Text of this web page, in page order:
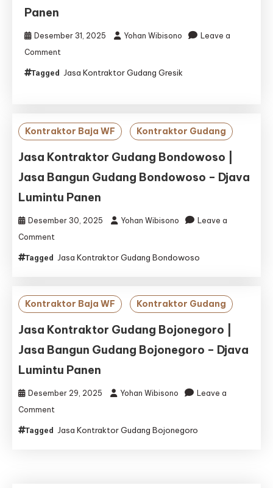
Panen
Desember 31, 2025 Yohan Wibisono
Leave a
Comment
Kontraktor
Jasa
Bangun
Gudang
–
Lumintu
Panen
Tagged Jasa Kontraktor Gudang Gresik
Kontraktor Baja WF Kontraktor Gudang
Jasa Kontraktor Gudang Bondowoso |
Jasa Bangun Gudang Bondowoso – Djava
Lumintu Panen
Desember 30, 2025 Yohan Wibisono
Leave a
Comment
Kontraktor
|
Jasa
Gudang
Bondowoso
Djava
Tagged Jasa Kontraktor Gudang Bondowoso
Kontraktor Baja WF Kontraktor Gudang
Jasa Kontraktor Gudang Bojonegoro |
Jasa Bangun Gudang Bojonegoro – Djava
Lumintu Panen
Desember 29, 2025 Yohan Wibisono
Leave a
Comment
Kontraktor
Tagged Jasa Kontraktor Gudang Bojonegoro